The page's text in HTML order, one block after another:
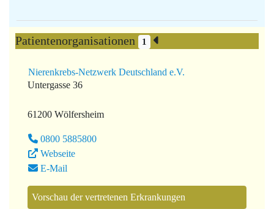
Patientenorganisationen 1
Nierenkrebs-Netzwerk Deutschland e.V.
Untergasse 36
61200 Wölfersheim
0800 5885800
Webseite
E-Mail
Vorschau der vertretenen Erkrankungen